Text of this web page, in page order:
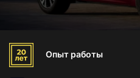
Опыт работы